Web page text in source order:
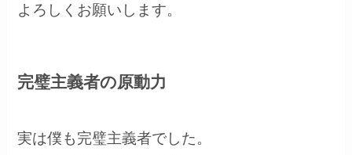
よろしくお願いします。
完璧主義者の原動力
実は僕も完璧主義者でした。